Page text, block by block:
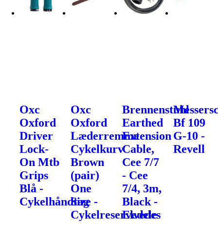
Oxc
Oxford
Driver
Lock-
On Mtb
Grips
Blå -
Cykelhåndtag
Oxc
Oxford
Læderremme
Cykelkurv
Brown
(pair)
One
Size -
Cykelreservedele
Brennenstuhl
Earthed
Extension
Cable,
Cee 7/7
- Cee
7/4, 3m,
Black -
Elvedes
Bf 109
G-10 -
Revell